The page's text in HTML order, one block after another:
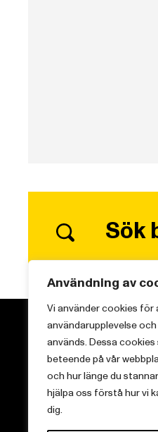
Användning av
Vi använder cookies
användarupplevelse
används. Dessa
beteende på vår
och hur länge du
hjälpa oss förstå hur vi
dig.
Sök
Vi brinner för starka
kunskap inom aktuella